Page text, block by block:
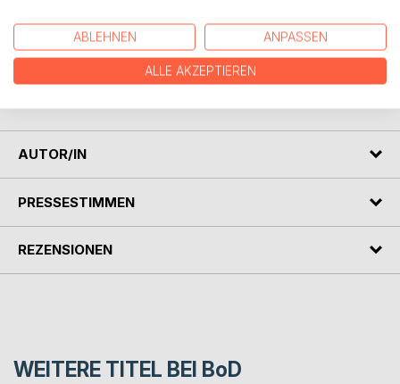
Wissenschaftssystems und ermutigt Menschen mit
Rassismuserfahrungen, sich zu organisieren und eine
Transformation der Hochschullandschaft anzustreben, die
ihre Stimmen und Lebensrealitäten bisher ausgeschlossen
AUTOR/IN
PRESSESTIMMEN
REZENSIONEN
WEITERE TITEL BEI BoD
ABLEHNEN ANPASSEN
ALLE AKZEPTIEREN